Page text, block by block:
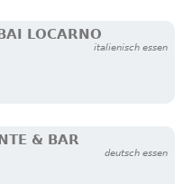
LOCARNO
italienisch essen
& BAR
deutsch essen